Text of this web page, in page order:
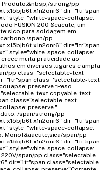
strong/pp
x15bjb6t x1n2onr6" dir="ltr"span
style="white-space-collapse:
FUSION 200 &eacute; um
para soldagem em
span/pp
x15bjb6t x1n2onr6" dir="ltr"span
style="white-space-collapse:
muita praticidade ao
em diversos lugares e ampla
pp class="selectable-text
class="selectable-text
preserve;"Peso
text copyable-text
class="selectable-text
preserve;"-
/span/strong/pp
x15bjb6t x1n2onr6" dir="ltr"span
style="white-space-collapse:
Monof&aacute;sica/span/pp
x15bjb6t x1n2onr6" dir="ltr"span
style="white-space-collapse:
span/pp class="selectable-
dir="ltr"span class="selectable-